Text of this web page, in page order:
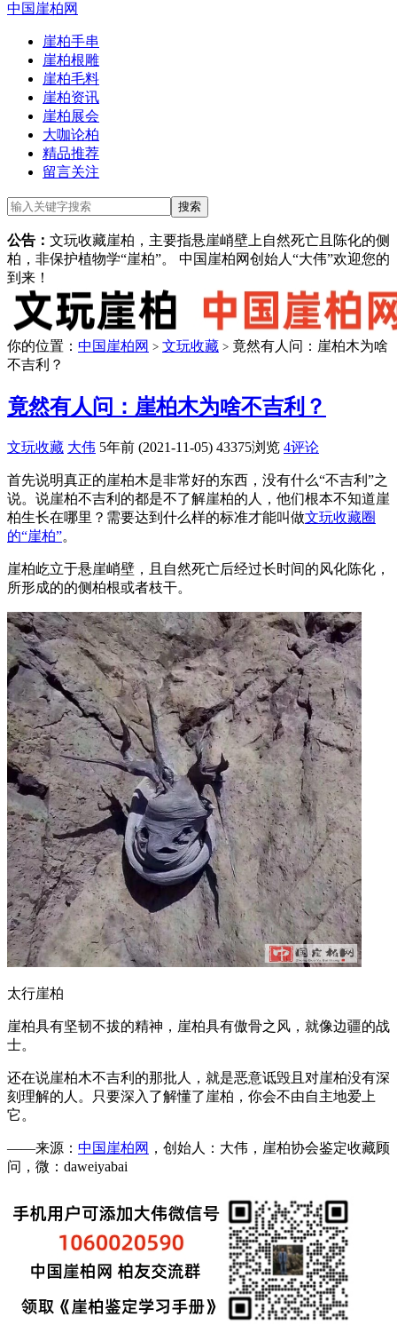
中国崖柏网
崖柏手串
崖柏根雕
崖柏毛料
崖柏资讯
崖柏展会
大咖论柏
精品推荐
留言关注
公告： 文玩收藏崖柏，主要指悬崖峭壁上自然死亡且陈化的侧
柏，非保护植物学“崖柏”。 中国崖柏网创始人“大伟”欢迎您的
到来！
你的位置： 中国崖柏网 > 文玩收藏 > 竟然有人问：崖柏木为啥
不吉利？
竟然有人问：崖柏木为啥不吉利？
文玩收藏 大伟 5年前 (2021-11-05) 43375浏览 4评论
首先说明真正的崖柏木是非常好的东西，没有什么“不吉利”之
说。说崖柏不吉利的都是不了解崖柏的人，他们根本不知道崖
柏生长在哪里？需要达到什么样的标准才能叫做文玩收藏圈
的“崖柏”。
崖柏屹立于悬崖峭壁，且自然死亡后经过长时间的风化陈化，
所形成的的侧柏根或者枝干。
太行崖柏
崖柏具有坚韧不拔的精神，崖柏具有傲骨之风，就像边疆的战
士。
还在说崖柏木不吉利的那批人，就是恶意诋毁且对崖柏没有深
刻理解的人。只要深入了解懂了崖柏，你会不由自主地爱上
它。
——来源： 中国崖柏网 ，创始人：大伟，崖柏协会鉴定收藏顾
问，微：daweiyabai